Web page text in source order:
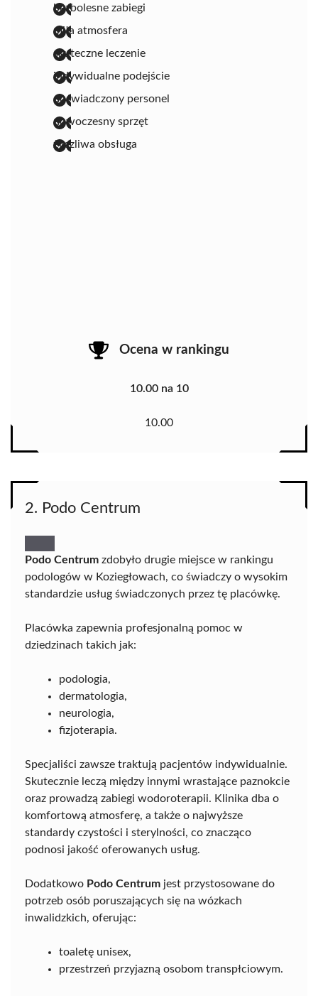
bezbolesne zabiegi
miła atmosfera
skuteczne leczenie
indywidualne podejście
doświadczony personel
nowoczesny sprzęt
życzliwa obsługa
Ocena w rankingu
10.00 na 10
10.00
2. Podo Centrum
Podo Centrum zdobyło drugie miejsce w rankingu
podologów w Koziegłowach, co świadczy o wysokim
standardzie usług świadczonych przez tę placówkę.
Placówka zapewnia profesjonalną pomoc w
dziedzinach takich jak:
podologia,
dermatologia,
neurologia,
fizjoterapia.
Specjaliści zawsze traktują pacjentów indywidualnie.
Skutecznie leczą między innymi wrastające paznokcie
oraz prowadzą zabiegi wodoroterapii. Klinika dba o
komfortową atmosferę, a także o najwyższe
standardy czystości i sterylności, co znacząco
podnosi jakość oferowanych usług.
Dodatkowo Podo Centrum jest przystosowane do
potrzeb osób poruszających się na wózkach
inwalidzkich, oferując:
toaletę unisex,
przestrzeń przyjazną osobom transpłciowym.